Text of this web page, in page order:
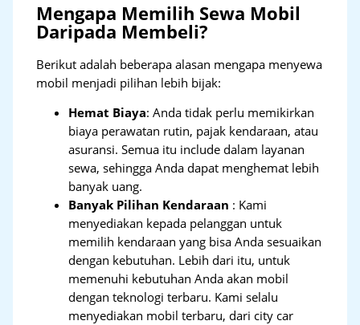
Mengapa Memilih Sewa Mobil
Daripada Membeli?
Berikut adalah beberapa alasan mengapa menyewa
mobil menjadi pilihan lebih bijak:
Hemat Biaya: Anda tidak perlu memikirkan
biaya perawatan rutin, pajak kendaraan, atau
asuransi. Semua itu include dalam layanan
sewa, sehingga Anda dapat menghemat lebih
banyak uang.
Banyak Pilihan Kendaraan : Kami
menyediakan kepada pelanggan untuk
memilih kendaraan yang bisa Anda sesuaikan
dengan kebutuhan. Lebih dari itu, untuk
memenuhi kebutuhan Anda akan mobil
dengan teknologi terbaru. Kami selalu
menyediakan mobil terbaru, dari city car